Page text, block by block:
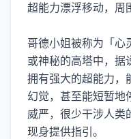
超能力漂浮移动，周
哥德小姐被称为「心
或神秘的高塔中，据
拥有强大的超能力，
幻觉，甚至能短暂地
威严，很少干涉人类
现身提供指引。